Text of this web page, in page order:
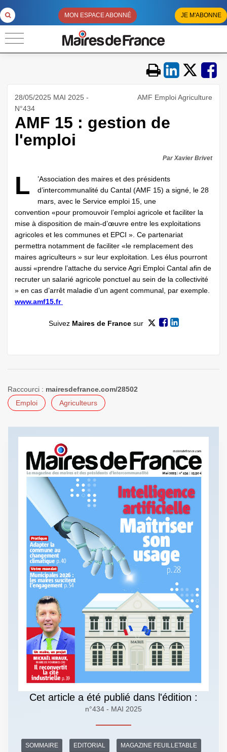
MON ESPACE ABONNÉ JE M'ABONNE
28/05/2025 MAI 2025 -
N°434
AMF Emploi Agriculture
AMF 15 : gestion de
l'emploi
Par Xavier Brivet
L
’Association des maires et des présidents
d’intercommunalité du Cantal (AMF 15) a signé, le 28
mars, avec le Service emploi 15, une
convention «pour promouvoir l’emploi agricole et faciliter la
mise à disposition de main-d’œuvre entre les exploitations
agricoles et les communes et EPCI ». Ce partenariat
permettra notamment de faciliter «le remplacement des
maires agriculteurs » sur leur exploitation. Les élus pourront
aussi «prendre l’attache du service Agri Emploi Cantal afin de
recruter un salarié agricole ponctuel au sein de la collectivité
» en cas d’arrêt maladie d’un agent communal, par exemple.
www.amf15.fr
Suivez Maires de Francesur
Raccourci : mairesdefrance.com/28502
Emploi
Agriculteurs
Cet article a été publié dans l'édition :
n°434 - MAI 2025
SOMMAIRE EDITORIAL MAGAZINE FEUILLETABLE